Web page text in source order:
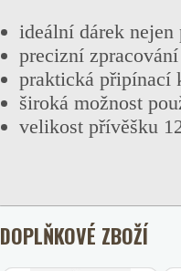
ideální dárek
precizní
praktická připínací
široká možnost
velikost přívěšku
DOPLŇKOVÉ ZBOŽÍ